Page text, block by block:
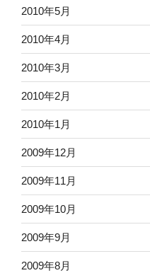
2010年5月
2010年4月
2010年3月
2010年2月
2010年1月
2009年12月
2009年11月
2009年10月
2009年9月
2009年8月